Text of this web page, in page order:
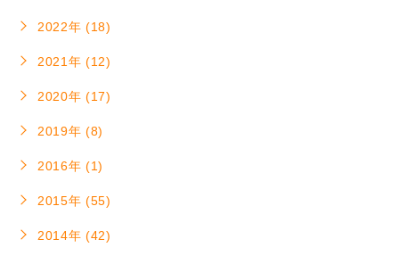
2022年 (18)
2021年 (12)
2020年 (17)
2019年 (8)
2016年 (1)
2015年 (55)
2014年 (42)